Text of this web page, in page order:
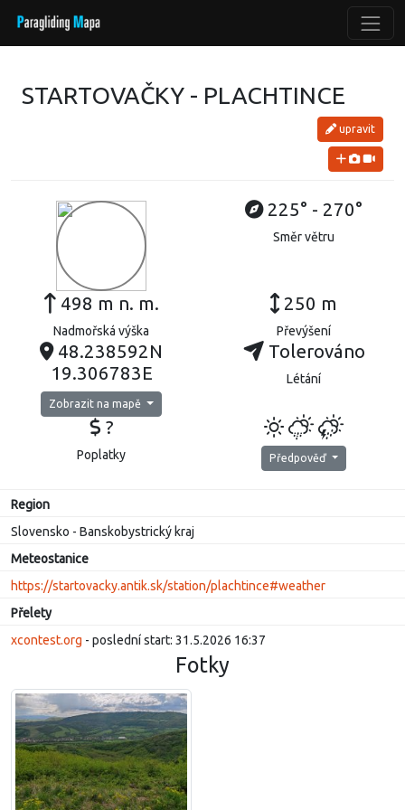
STARTOVAČKY - PLACHTINCE
upravit
225° - 270°
Směr větru
498 m n. m.
Nadmořská výška
250 m
Převýšení
48.238592N
19.306783E
Zobrazit na mapě
Tolerováno
Létání
?
Poplatky Předpověď
Region
Slovensko - Banskobystrický kraj
Meteostanice
https://startovacky.antik.sk/station/plachtince#weather
Přelety
xcontest.org - poslední start: 31.5.2026 16:37
Fotky